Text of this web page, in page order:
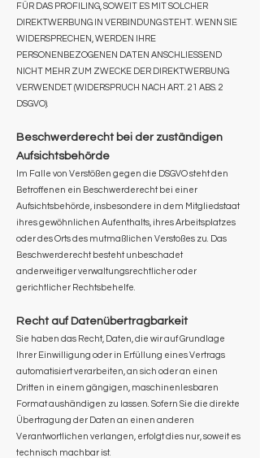
FÜR DAS PROFILING, SOWEIT ES MIT SOLCHER
DIREKTWERBUNG IN VERBINDUNG STEHT. WENN SIE
WIDERSPRECHEN, WERDEN IHRE
PERSONENBEZOGENEN DATEN ANSCHLIESSEND
NICHT MEHR ZUM ZWECKE DER DIREKTWERBUNG
VERWENDET (WIDERSPRUCH NACH ART. 21 ABS. 2
DSGVO).
Beschwerderecht bei der zuständigen
Aufsichtsbehörde
Im Falle von Verstößen gegen die DSGVO steht den
Betroffenen ein Beschwerderecht bei einer
Aufsichtsbehörde, insbesondere in dem Mitgliedstaat
ihres gewöhnlichen Aufenthalts, ihres Arbeitsplatzes
oder des Orts des mutmaßlichen Verstoßes zu. Das
Beschwerderecht besteht unbeschadet
anderweitiger verwaltungsrechtlicher oder
gerichtlicher Rechtsbehelfe.
Recht auf Datenübertragbarkeit
Sie haben das Recht, Daten, die wir auf Grundlage
Ihrer Einwilligung oder in Erfüllung eines Vertrags
automatisiert verarbeiten, an sich oder an einen
Dritten in einem gängigen, maschinenlesbaren
Format aushändigen zu lassen. Sofern Sie die direkte
Übertragung der Daten an einen anderen
Verantwortlichen verlangen, erfolgt dies nur, soweit es
technisch machbar ist.